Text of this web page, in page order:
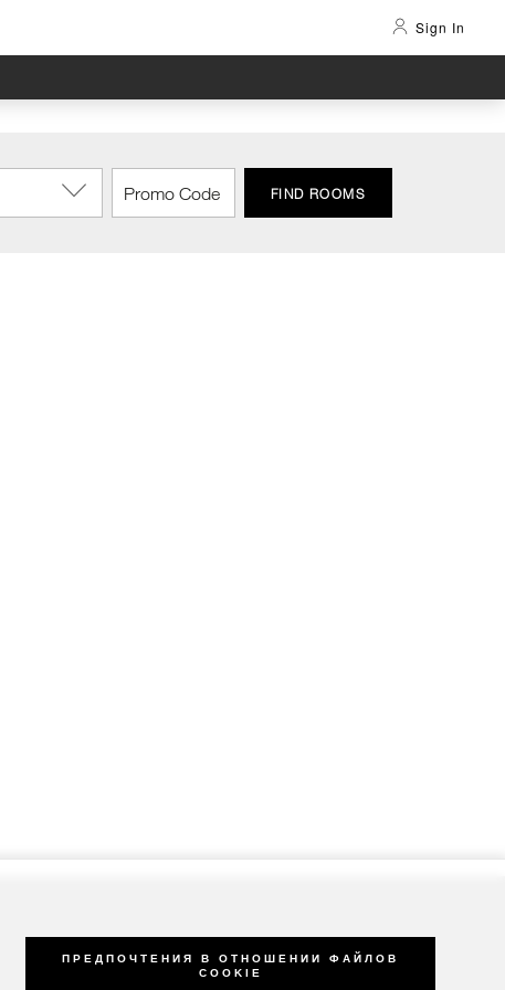
Sign In
FIND ROOMS
ПРЕДПОЧТЕНИЯ В ОТНОШЕНИИ ФАЙЛОВ
COOKIE